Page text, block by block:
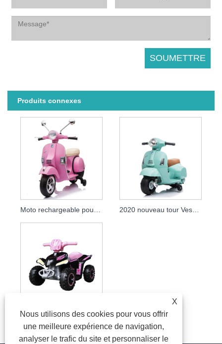
Produits connexes
Les enfants en gros montent sur un VTT électrique avec 6V
X
Nous utilisons des cookies pour vous offrir
une meilleure expérience de navigation,
analyser le trafic du site et personnaliser le